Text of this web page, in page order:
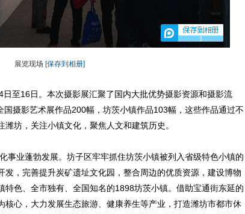
1
展览现场 [保存到相册]
至16日。本次摄影展汇聚了国内大批优势摄影资源和摄影流
摄影艺术展作品200幅，坊茨小镇作品103幅，这些作品通过不
坊，关注小镇文化，聚焦人文和建筑历史。
事业蓬勃发展。坊子区牢牢抓住坊茨小镇被列入省级特色小镇的
发，完善提升炭矿遗址文化园，整合周边的优质资源，建设博物
特色、全市独有、全国知名的1898坊茨小镇。借助宝通街东延的
核心，大力发展生态旅游、健康养生等产业，打造潍坊市都市休